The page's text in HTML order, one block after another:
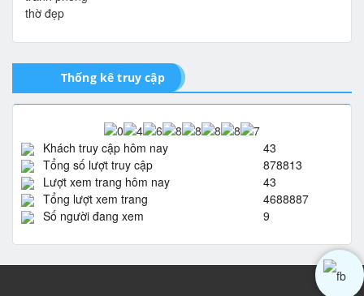
Thống kê truy cập
Khách truy cập hôm nay
43
Tổng số lượt truy cập
878813
Lượt xem trang hôm nay
43
Tổng lượt xem trang
4688887
Số người đang xem
9